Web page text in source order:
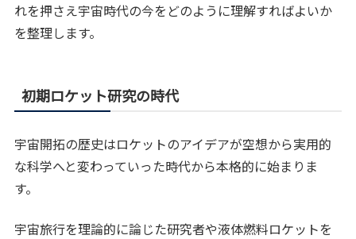
れを押さえ宇宙時代の今をどのように理解すればよいか
を整理します。
初期ロケット研究の時代
宇宙開拓の歴史はロケットのアイデアが空想から実用的
な科学へと変わっていった時代から本格的に始まりま
す。
宇宙旅行を理論的に論じた研究者や液体燃料ロケットを